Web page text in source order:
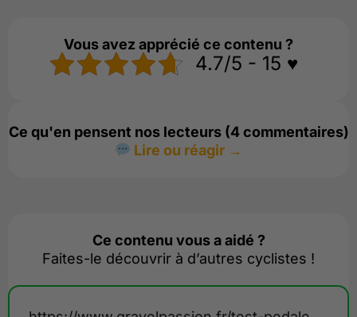
Vous avez apprécié ce contenu ?
4.7/5 - 15 ♥️
Ce qu'en pensent nos lecteurs (4 commentaires)
Lire ou réagir →
Ce contenu vous a aidé ?
Faites-le découvrir à d’autres cyclistes !